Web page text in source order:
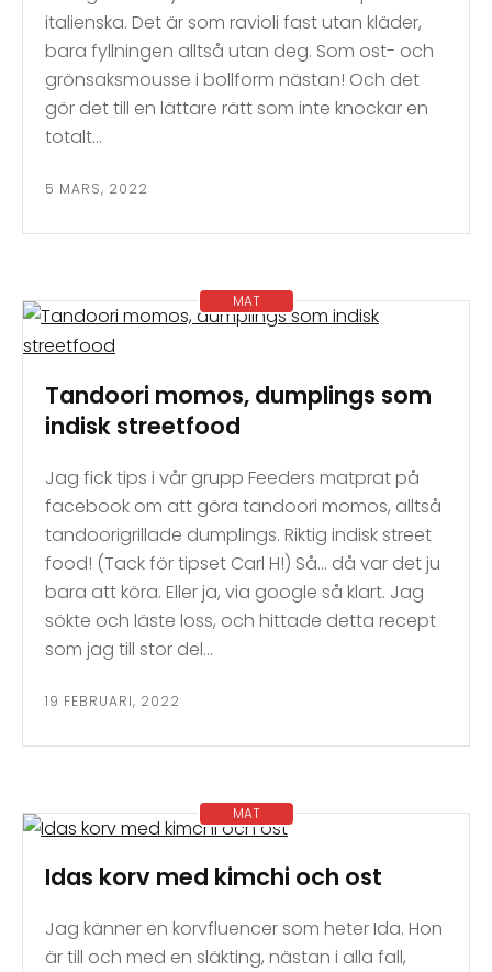
italienska. Det är som ravioli fast utan kläder,
bara fyllningen alltså utan deg. Som ost- och
grönsaksmousse i bollform nästan! Och det
gör det till en lättare rätt som inte knockar en
totalt…
5 MARS, 2022
MAT
Tandoori momos, dumplings som
indisk streetfood
Jag fick tips i vår grupp Feeders matprat på
facebook om att göra tandoori momos, alltså
tandoorigrillade dumplings. Riktig indisk street
food! (Tack för tipset Carl H!) Så… då var det ju
bara att köra. Eller ja, via google så klart. Jag
sökte och läste loss, och hittade detta recept
som jag till stor del…
19 FEBRUARI, 2022
MAT
Idas korv med kimchi och ost
Jag känner en korvfluencer som heter Ida. Hon
är till och med en släkting, nästan i alla fall,